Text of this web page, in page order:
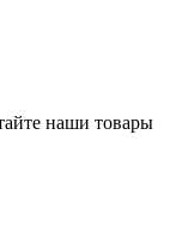
наши товары